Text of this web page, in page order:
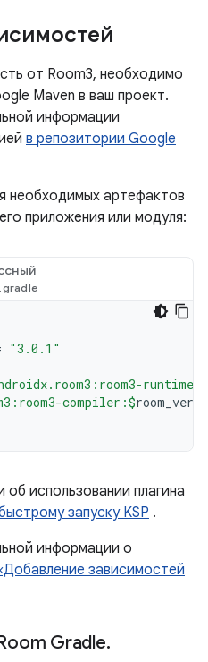
от Room3, необходимо
Maven в ваш проект.
информации
в репозитории Google
необходимых артефактов
приложения или модуля:
"3.0.1"
runtime:
compiler:$
использовании плагина
запуску KSP .
информации о
зависимостей
Gradle.